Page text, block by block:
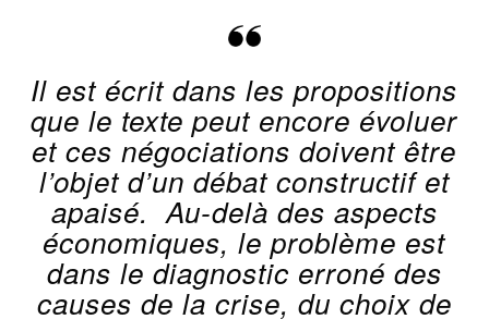
Il est écrit dans les propositions
que le texte peut encore évoluer
et ces négociations doivent être
l’objet d’un débat constructif et
apaisé. Au-delà des aspects
économiques, le problème est
dans le diagnostic erroné des
causes de la crise, du choix de